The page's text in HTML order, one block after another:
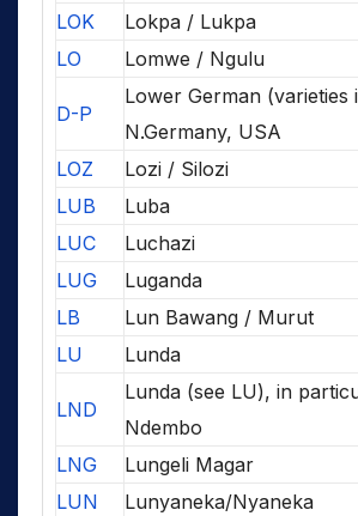
LOK
Lokpa / Lukpa
LO
Lomwe / Ngulu
D-P
Lower German (varieties
N.Germany, USA
LOZ
Lozi / Silozi
LUB
Luba
LUC
Luchazi
LUG
Luganda
LB
Lun Bawang / Murut
LU
Lunda
LND
Lunda (see LU), in
Ndembo
LNG
Lungeli Magar
LUN
Lunyaneka/Nyaneka